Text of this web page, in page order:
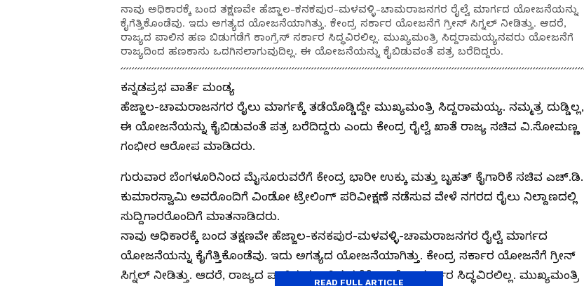
ನಾವು ಅಧಿಕಾರಕ್ಕೆ ಬಂದ ತಕ್ಷಣವೇ ಹೆಜ್ಜಾಲ-ಕನಕಪುರ-ಮಳವಳ್ಳಿ-ಚಾಮರಾಜನಗರ ರೈಲ್ವೆ ಮಾರ್ಗದ ಯೋಜನೆಯನ್ನು
ಕೈಗೆತ್ತಿಕೊಂಡೆವು. ಇದು ಅಗತ್ಯದ ಯೋಜನೆಯಾಗಿತ್ತು. ಕೇಂದ್ರ ಸರ್ಕಾರ ಯೋಜನೆಗೆ ಗ್ರೀನ್ ಸಿಗ್ನಲ್ ನೀಡಿತ್ತು. ಆದರೆ,
ರಾಜ್ಯದ ಪಾಲಿನ ಹಣ ಬಿಡುಗಡೆಗೆ ಕಾಂಗ್ರೆಸ್ ಸರ್ಕಾರ ಸಿದ್ಧವಿರಲಿಲ್ಲ. ಮುಖ್ಯಮಂತ್ರಿ ಸಿದ್ದರಾಮಯ್ಯನವರು ಯೋಜನೆಗೆ
ರಾಜ್ಯದಿಂದ ಹಣಕಾಸು ಒದಗಿಸಲಾಗುವುದಿಲ್ಲ. ಈ ಯೋಜನೆಯನ್ನು ಕೈಬಿಡುವಂತೆ ಪತ್ರ ಬರೆದಿದ್ದರು.
ಕನ್ನಡಪ್ರಭ ವಾರ್ತೆ ಮಂಡ್ಯ
ಹೆಜ್ಜಾಲ-ಚಾಮರಾಜನಗರ ರೈಲು ಮಾರ್ಗಕ್ಕೆ ತಡೆಯೊಡ್ಡಿದ್ದೇ ಮುಖ್ಯಮಂತ್ರಿ ಸಿದ್ದರಾಮಯ್ಯ. ನಮ್ಮತ್ರ ದುಡ್ಡಿಲ್ಲ,
ಈ ಯೋಜನೆಯನ್ನು ಕೈಬಿಡುವಂತೆ ಪತ್ರ ಬರೆದಿದ್ದರು ಎಂದು ಕೇಂದ್ರ ರೈಲ್ವೆ ಖಾತೆ ರಾಜ್ಯ ಸಚಿವ ವಿ.ಸೋಮಣ್ಣ
ಗಂಭೀರ ಆರೋಪ ಮಾಡಿದರು.
ಗುರುವಾರ ಬೆಂಗಳೂರಿನಿಂದ ಮೈಸೂರುವರೆಗೆ ಕೇಂದ್ರ ಭಾರೀ ಉಕ್ಕು ಮತ್ತು ಬೃಹತ್ ಕೈಗಾರಿಕೆ ಸಚಿವ ಎಚ್.ಡಿ.
ಕುಮಾರಸ್ವಾಮಿ ಅವರೊಂದಿಗೆ ವಿಂಡೋ ಟ್ರೇಲಿಂಗ್ ಪರಿವೀಕ್ಷಣೆ ನಡೆಸುವ ವೇಳೆ ನಗರದ ರೈಲು ನಿಲ್ದಾಣದಲ್ಲಿ
ಸುದ್ದಿಗಾರರೊಂದಿಗೆ ಮಾತನಾಡಿದರು.
ನಾವು ಅಧಿಕಾರಕ್ಕೆ ಬಂದ ತಕ್ಷಣವೇ ಹೆಜ್ಜಾಲ-ಕನಕಪುರ-ಮಳವಳ್ಳಿ-ಚಾಮರಾಜನಗರ ರೈಲ್ವೆ ಮಾರ್ಗದ
ಯೋಜನೆಯನ್ನು ಕೈಗೆತ್ತಿಕೊಂಡೆವು. ಇದು ಅಗತ್ಯದ ಯೋಜನೆಯಾಗಿತ್ತು. ಕೇಂದ್ರ ಸರ್ಕಾರ ಯೋಜನೆಗೆ ಗ್ರೀನ್
ಸಿಗ್ನಲ್ ನೀಡಿತ್ತು. ಆದರೆ, ರಾಜ್ಯದ ಪಾಲಿನ ಹಣ ಬಿಡುಗಡೆಗೆ ಕಾಂಗ್ರೆಸ್ ಸರ್ಕಾರ ಸಿದ್ಧವಿರಲಿಲ್ಲ. ಮುಖ್ಯಮಂತ್ರಿ
READ FULL ARTICLE